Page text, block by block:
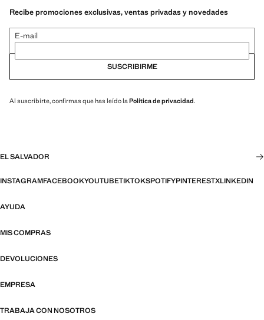
Recibe promociones exclusivas, ventas privadas y novedades
E-mail
SUSCRIBIRME
Al suscribirte, confirmas que has leído laPolítica de privacidad.
EL SALVADOR
INSTAGRAMFACEBOOKYOUTUBETIKTOKSPOTIFYPINTERESTXLINKEDIN
AYUDA
MIS COMPRAS
DEVOLUCIONES
EMPRESA
TRABAJA CON NOSOTROS